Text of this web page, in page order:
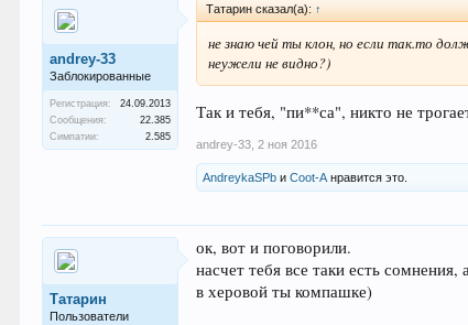
andrey-33
Заблокированные
Регистрация:
24.09.2013
Сообщения:
22.385
Симпатии:
2.585
Татарин сказал(а): ↑
не знаю чей ты клон, но если так.то
неужели не видно?)
Так и тебя, "пи**са", никто не
andrey-33 2 ноя 2016
AndreykaSPb иCoot-A нравится это.
Татарин
Пользователи
ок, вот и поговорили.
насчет тебя все таки есть
в херовой ты компашке)